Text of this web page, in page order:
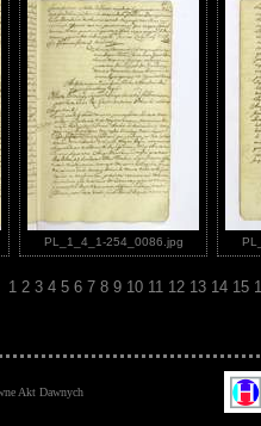
PL_1_4_1-254_0086.jpg
1 2 3 4 5 6 7 8 9 10 11 12 13 14 15
Akt Dawnych